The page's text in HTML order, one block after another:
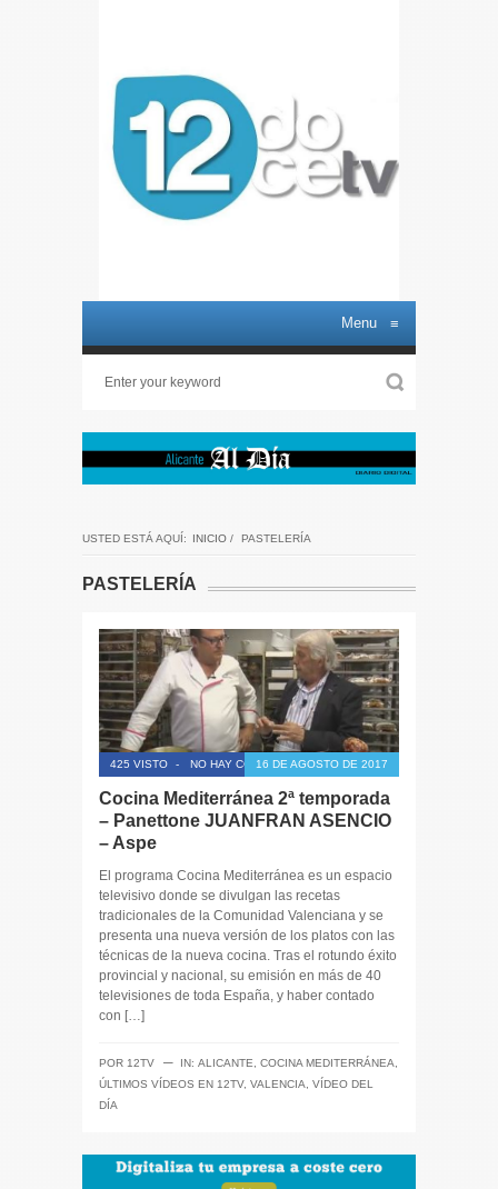
Menu ≡
USTED ESTÁ AQUÍ: INICIO / PASTELERÍA
PASTELERÍA
425 VISTO - NO HAY COMENTARIOS16 DE AGOSTO DE 2017
Cocina Mediterránea 2ª temporada
– Panettone JUANFRAN ASENCIO
– Aspe
El programa Cocina Mediterránea es un espacio
televisivo donde se divulgan las recetas
tradicionales de la Comunidad Valenciana y se
presenta una nueva versión de los platos con las
técnicas de la nueva cocina. Tras el rotundo éxito
provincial y nacional, su emisión en más de 40
televisiones de toda España, y haber contado
con […]
POR 12TV ─ IN: ALICANTE, COCINA MEDITERRÁNEA,
ÚLTIMOS VÍDEOS EN 12TV, VALENCIA, VÍDEO DEL
DÍA